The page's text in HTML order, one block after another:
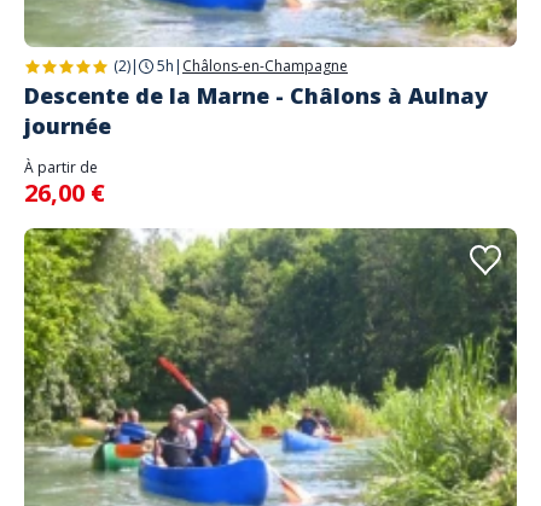
(2)| 5h | Châlons-en-Champagne
Descente de la Marne - Châlons à Aulnay
journée
À partir de
26,00 €